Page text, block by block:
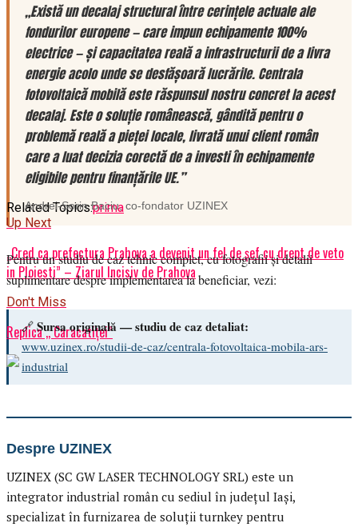
Related Topics:prima
Up Next
„Cred ca prefectura Prahova a devenit un fel de șef cu drept de veto
in Ploiesti” – Ziarul Incisiv de Prahova
Don't Miss
Replica ,, Caracatiței”
„Există un decalaj structural între cerințele actuale ale
fondurilor europene — care impun echipamente 100%
electrice — și capacitatea reală a infrastructurii de a livra
energie acolo unde se desfășoară lucrările. Centrala
fotovoltaică mobilă este răspunsul nostru concret la acest
decalaj. Este o soluție românească, gândită pentru o
problemă reală a pieței locale, livrată unui client român
care a luat decizia corectă de a investi în echipamente
eligibile pentru finanțările UE.”
Andrei-Sorin Baciu, co-fondator UZINEX
Pentru un studiu de caz tehnic complet, cu fotografii și detalii
suplimentare despre implementarea la beneficiar, vezi:
🔗Sursa originală — studiu de caz detaliat:
www.uzinex.ro/studii-de-caz/centrala-fotovoltaica-mobila-ars-
industrial
Despre UZINEX
UZINEX (SC GW LASER TECHNOLOGY SRL) este un
integrator industrial român cu sediul în județul Iași,
specializat în furnizarea de soluții turnkey pentru